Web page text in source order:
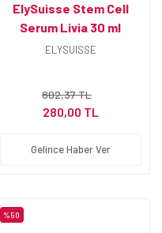
ElySuisse Stem Cell
Serum Livia 30 ml
ELYSUISSE
802,37 TL
280,00 TL
Gelince Haber Ver
%50